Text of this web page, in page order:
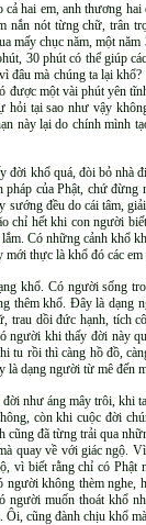
hai em, anh thương
nắn nót từng chữ, trân
mấy chục năm, một
30 phút có thể giúp
đâu mà chúng ta lại
được một vài phút yên
hỏi tại sao như vậy
này lại do chính mình
đời khổ quá, đòi bỏ nhà
pháp của Phật, chứ
sướng đều do cái tâm,
chỉ hết khi con người
Có những cảnh khổ
thực là khổ đó các em
khổ. Có người sống
thêm khổ. Đây là dạng
trau dồi đức hạnh, tích
người khi thấy đời này
tu rồi thì càng hồ đồ,
là dạng người từ mê đến
đời như áng mây trôi, khi
còn khi cuộc đời
cũng đã từng trải qua
quay về với giác ngộ.
vì biết rằng chỉ có
người không thèm
người muốn thoát khổ
Ôi, cũng đành chịu khổ